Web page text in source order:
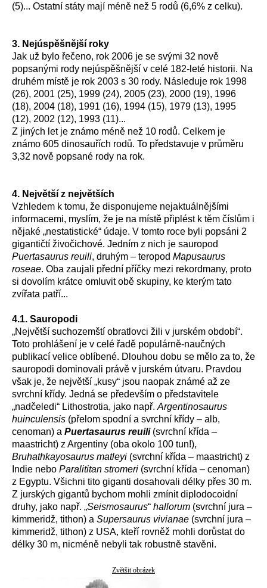
(5)... Ostatní státy mají méně než 5 rodů (6,6% z celku).
3. Nejúspěšnější roky
Jak už bylo řečeno, rok 2006 je se svými 32 nově
popsanými rody nejúspěšnější v celé 182-leté historii. Na
druhém místě je rok 2003 s 30 rody. Následuje rok 1998
(26), 2001 (25), 1999 (24), 2005 (23), 2000 (19), 1996
(18), 2004 (18), 1991 (16), 1994 (15), 1979 (13), 1995
(12), 2002 (12), 1993 (11)...
Z jiných let je známo méně než 10 rodů. Celkem je
známo 605 dinosauřích rodů. To představuje v průměru
3,32 nově popsané rody na rok.
4. Největší z největších
Vzhledem k tomu, že disponujeme nejaktuálnějšími
informacemi, myslím, že je na místě připlést k těm číslům i
nějaké „nestatistické“ údaje. V tomto roce byli popsáni 2
gigantičtí živočichové. Jedním z nich je sauropod
Puertasaurus reuili, druhým – teropod Mapusaurus
roseae. Oba zaujali přední příčky mezi rekordmany, proto
si dovolím krátce omluvit obě skupiny, ke kterým tato
zvířata patří...
4.1. Sauropodi
„Největší suchozemští obratlovci žili v jurském období“.
Toto prohlášení je v celé řadě populárně-naučných
publikací velice oblíbené. Dlouhou dobu se mělo za to, že
sauropodi dominovali právě v jurském útvaru. Pravdou
však je, že největší „kusy“ jsou naopak známé až ze
svrchní křídy. Jedná se především o představitele
„nadčeledi“ Lithostrotia, jako např. Argentinosaurus
huinculensis (přelom spodní a svrchní křídy – alb,
cenoman) a Puertasaurus reuili (svrchní křída –
maastricht) z Argentiny (oba okolo 100 tun!),
Bruhathkayosaurus matleyi (svrchní křída – maastricht) z
Indie nebo Paralititan stromeri (svrchní křída – cenoman)
z Egyptu. Všichni tito giganti dosahovali délky přes 30 m.
Z jurských gigantů bychom mohli zmínit diplodocoidní
druhy, jako např. „Seismosaurus“ hallorum (svrchní jura –
kimmeridž, tithon) a Supersaurus vivianae (svrchní jura –
kimmeridž, tithon) z USA, kteří rovněž mohli dorůstat do
délky 30 m, nicméně nebyli tak robustně stavěni.
Zvětšit obrázek